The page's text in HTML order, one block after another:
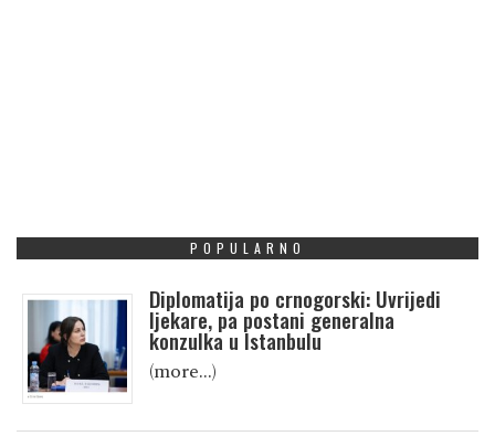
POPULARNO
Diplomatija po crnogorski: Uvrijedi
ljekare, pa postani generalna
konzulka u Istanbulu
(more…)